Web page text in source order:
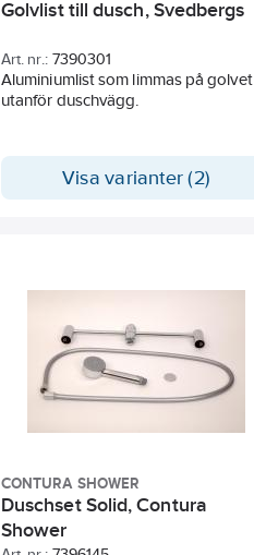
Golvlist till dusch, Svedbergs
Art. nr.: 7390301
Aluminiumlist som limmas på golvet
utanför duschvägg.
Visa varianter (2)
CONTURA SHOWER
Duschset Solid, Contura
Shower